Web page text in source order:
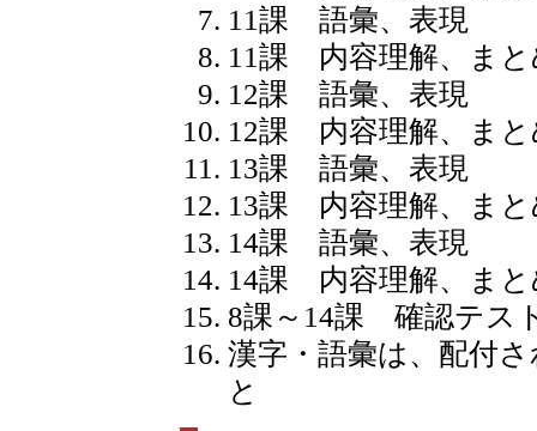
11課 語彙、表現
11課 内容理解、まと
12課 語彙、表現
12課 内容理解、まと
13課 語彙、表現
13課 内容理解、まと
14課 語彙、表現
14課 内容理解、まと
8課～14課 確認テス
漢字・語彙は、配付
と